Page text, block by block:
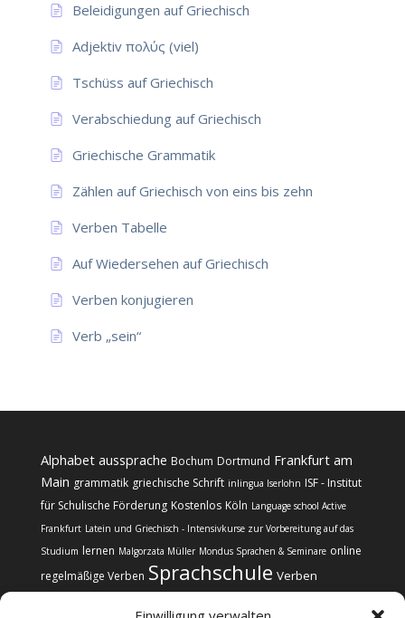
Beleidigungen auf Griechisch
Adjektiv πολύς (viel)
Tschüss auf Griechisch
Verabschiedung auf Griechisch
Griechische Grammatik
Zählen auf Griechisch von eins bis zehn
Verben Tabelle
Auf Wiedersehen auf Griechisch
Verben konjugieren
Verb „sein“
Alphabet aussprache Bochum Dortmund Frankfurt am
Main grammatik griechische Schrift inlingua Iserlohn ISF - Institut
für Schulische Förderung Kostenlos Köln Language school Active
Frankfurt Latein und Griechisch - Intensivkurse zur Vorbereitung auf das
Studium lernen Malgorzata Müller Mondus Sprachen & Seminare online
regelmäßige Verben Sprachschule Verben